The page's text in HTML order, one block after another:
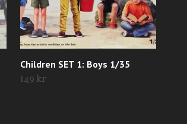
Children SET 1: Boys 1/35
149 kr